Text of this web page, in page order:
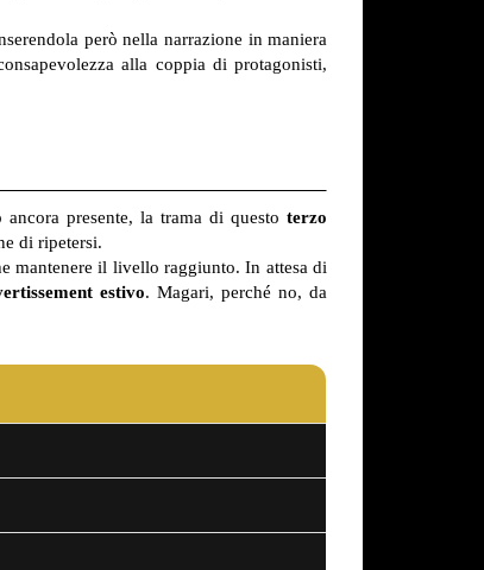
però nella narrazione in maniera
alla coppia di protagonisti,
presente, la trama di questoterzo
di ripetersi.
mantenere il livello raggiunto. In attesa di
estivo. Magari, perché no, da